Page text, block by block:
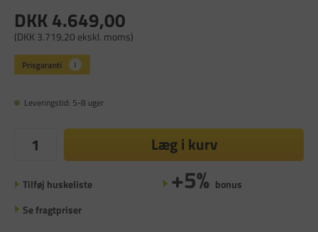
DKK 4.649,00
(DKK 3.719,20 ekskl. moms)
Leveringstid: 5-8 uger
Læg i kurv
Tilføj huskeliste +5% bonus
Se fragtpriser